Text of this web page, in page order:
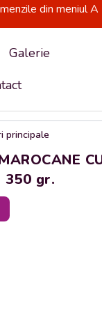
din meniul
Galerie
principale
350 gr.